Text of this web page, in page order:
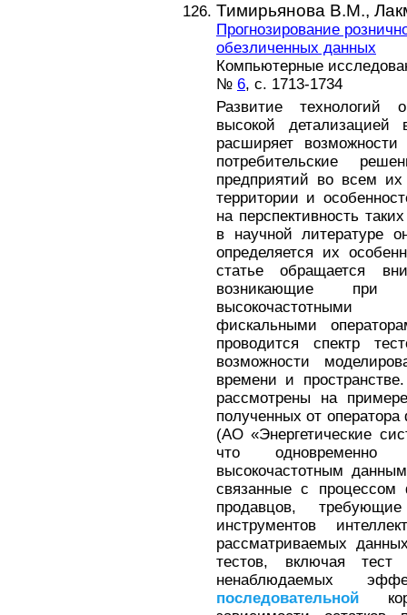
Тимирьянова В.М.,
Прогнозирование
обезличенных данных
Компьютерные
№ 6, с. 1713-1734
Развитие технологий
высокой
расширяет возможности
потребительские
предприятий во всем их
территории и
на перспективность
в научной литературе
определяется их
статье обращается
возникающие при
высокочастотными
фискальными
проводится спектр
возможности
времени и
рассмотрены на
полученных от
(АО «Энергетические
что одновременно
высокочастотным
связанные с процессом
продавцов,
инструментов
рассматриваемых
тестов, включая
ненаблюдаемых
последовательной